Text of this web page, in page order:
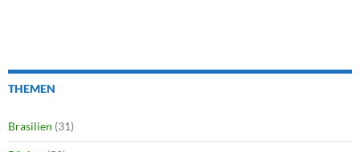
THEMEN
Brasilien (31)